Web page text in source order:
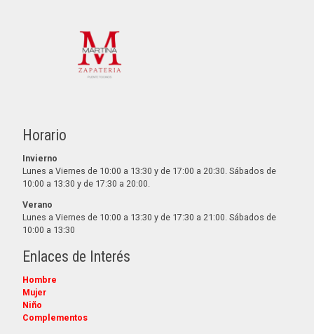
Horario
Invierno
Lunes a Viernes de 10:00 a 13:30 y de 17:00 a 20:30. Sábados de
10:00 a 13:30 y de 17:30 a 20:00.
Verano
Lunes a Viernes de 10:00 a 13:30 y de 17:30 a 21:00. Sábados de
10:00 a 13:30
Enlaces de Interés
Hombre
Mujer
Niño
Complementos